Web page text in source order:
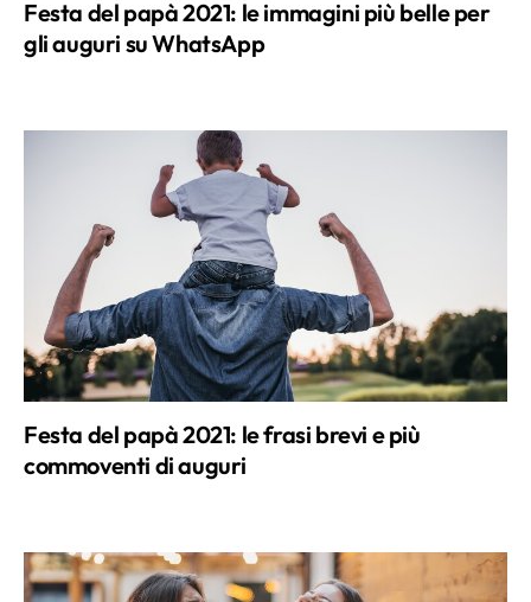
Festa del papà 2021: le frasi brevi e più
commoventi di auguri